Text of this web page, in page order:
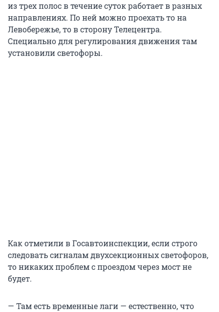
из трех полос в течение суток работает в разных
направлениях. По ней можно проехать то на
Левобережье, то в сторону Телецентра.
Специально для регулирования движения там
установили светофоры.
Как отметили в Госавтоинспекции, если строго
следовать сигналам двухсекционных светофоров,
то никаких проблем с проездом через мост не
будет.
— Там есть временные лаги — естественно, что